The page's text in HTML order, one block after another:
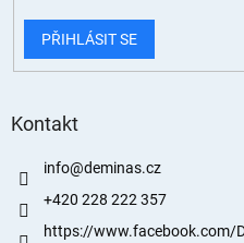
PŘIHLÁSIT SE
Kontakt
info@deminas.cz
+420 228 222 357
https://www.facebook.com/